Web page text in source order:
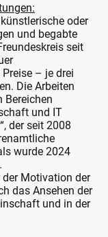
oder
und begabte
seit
– je drei
Die Arbeiten
Bereichen
und IT
der seit 2008
wurde 2024
der Motivation der
das Ansehen der
und in der